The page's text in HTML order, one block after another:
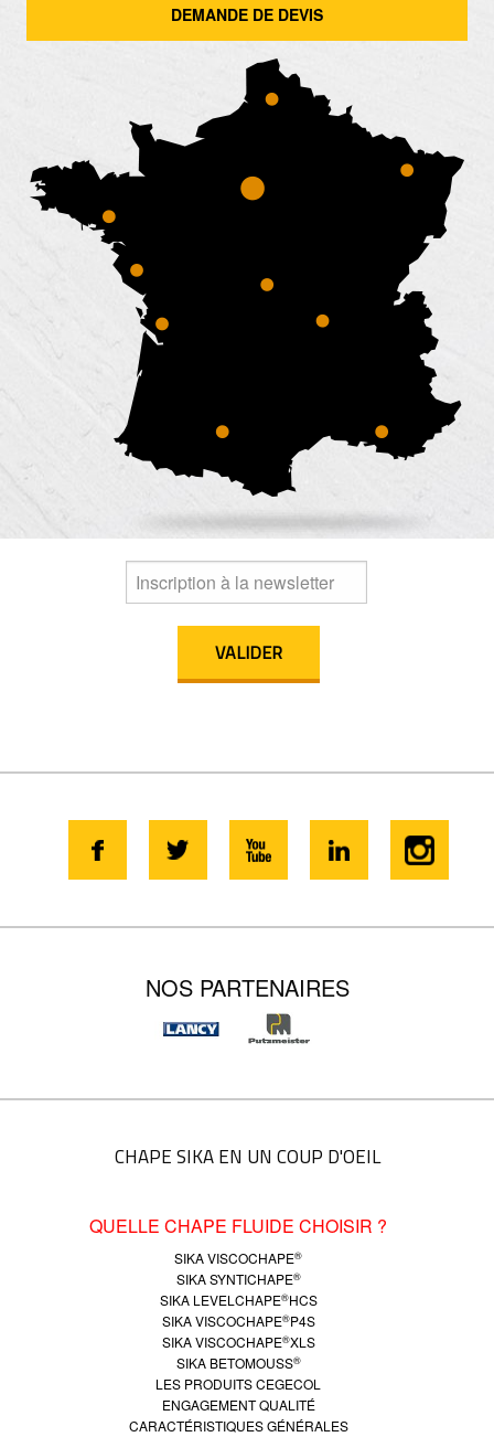
DEMANDE DE DEVIS
NOS PARTENAIRES
CHAPE SIKA EN UN COUP D'OEIL
QUELLE CHAPE FLUIDE CHOISIR ?
SIKA VISCOCHAPE®
SIKA SYNTICHAPE®
SIKA LEVELCHAPE®HCS
SIKA VISCOCHAPE®P4S
SIKA VISCOCHAPE®XLS
SIKA BETOMOUSS®
LES PRODUITS CEGECOL
ENGAGEMENT QUALITÉ
CARACTÉRISTIQUES GÉNÉRALES